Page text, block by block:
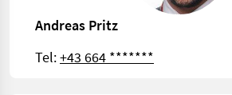
Andreas Pritz
Tel:+43 664 *******